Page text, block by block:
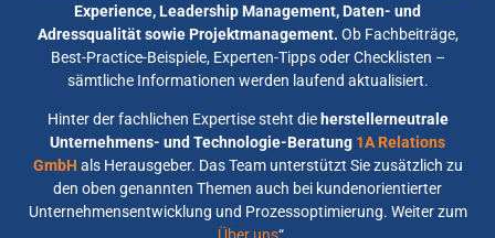
Experience, Leadership Management, Daten- und
Adressqualität sowie Projektmanagement. Ob Fachbeiträge,
Best-Practice-Beispiele, Experten-Tipps oder Checklisten –
sämtliche Informationen werden laufend aktualisiert.
Hinter der fachlichen Expertise steht die herstellerneutrale
Unternehmens- und Technologie-Beratung 1A Relations
GmbH als Herausgeber. Das Team unterstützt Sie zusätzlich zu
den oben genannten Themen auch bei kundenorientierter
Unternehmensentwicklung und Prozessoptimierung. Weiter zum